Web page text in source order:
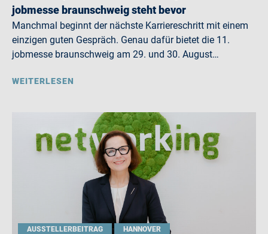
jobmesse braunschweig steht bevor
Manchmal beginnt der nächste Karriereschritt mit einem
einzigen guten Gespräch. Genau dafür bietet die 11.
jobmesse braunschweig am 29. und 30. August…
WEITERLESEN
AUSSTELLERBEITRAG HANNOVER